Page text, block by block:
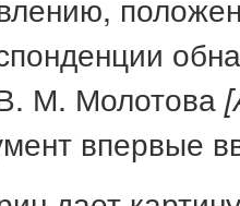
М. Молотова
впервые